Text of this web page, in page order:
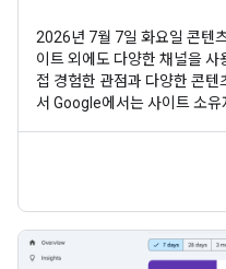
2026년 7월 7일 화요일 콘텐
이트 외에도 다양한 채널을
접 경험한 관점과 다양한 콘
서 Google에서는 사이트 소유
트 소유자와 크리에이터가